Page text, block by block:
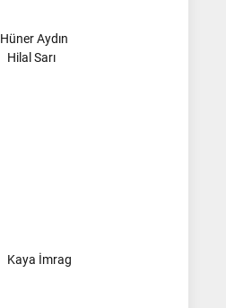
Hüner Aydın
Hilal Sarı
Kaya İmrag